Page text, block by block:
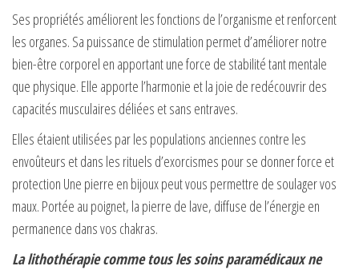
Ses propriétés améliorent les fonctions de l’organisme et renforcent
les organes. Sa puissance de stimulation permet d’améliorer notre
bien-être corporel en apportant une force de stabilité tant mentale
que physique. Elle apporte l’harmonie et la joie de redécouvrir des
capacités musculaires déliées et sans entraves.
Elles étaient utilisées par les populations anciennes contre les
envoûteurs et dans les rituels d’exorcismes pour se donner force et
protection Une pierre en bijoux peut vous permettre de soulager vos
maux. Portée au poignet, la pierre de lave, diffuse de l’énergie en
permanence dans vos chakras.
La lithothérapie comme tous les soins paramédicaux ne